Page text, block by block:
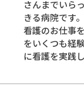
さんまでいら
きる病院です。
看護のお仕事
をいくつも経
に看護を実践